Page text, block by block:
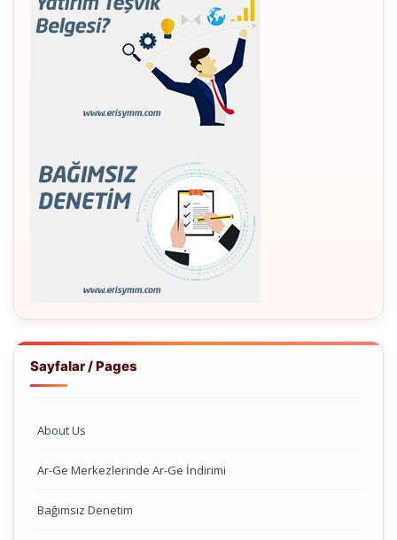
Sayfalar / Pages
About Us
Ar-Ge Merkezlerinde Ar-Ge İndirimi
Bağımsız Denetim